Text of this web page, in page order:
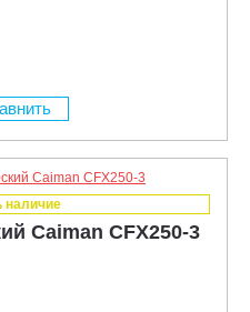
наличие
Caiman CFX250-3